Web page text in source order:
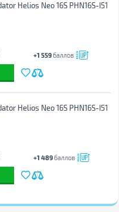
Helios Neo 16S PHN16S-I51
+1 559баллов
Helios Neo 16S PHN16S-I51
+1 489баллов